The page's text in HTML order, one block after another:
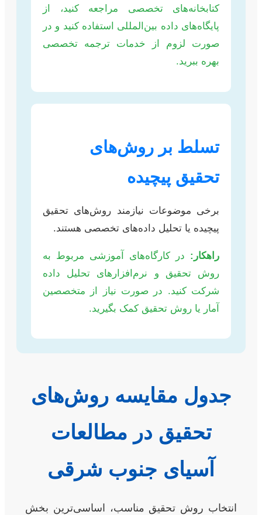
کتابخانه‌های تخصصی مراجعه کنید، از
پایگاه‌های داده بین‌المللی استفاده کنید و در
صورت لزوم از خدمات ترجمه تخصصی
بهره ببرید.
تسلط بر روش‌های
تحقیق پیچیده
برخی موضوعات نیازمند روش‌های تحقیق
پیچیده یا تحلیل داده‌های تخصصی هستند.
راهکار: در کارگاه‌های آموزشی مربوط به
روش تحقیق و نرم‌افزارهای تحلیل داده
شرکت کنید. در صورت نیاز از متخصصین
آمار یا روش تحقیق کمک بگیرید.
جدول مقایسه روش‌های
تحقیق در مطالعات
آسیای جنوب شرقی
انتخاب روش تحقیق مناسب، اساسی‌ترین بخش